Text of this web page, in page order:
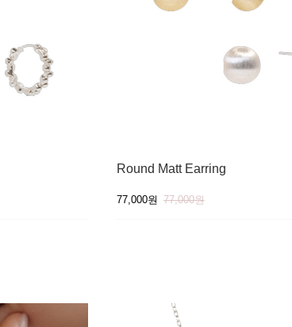
Round Matt Earring
77,000원 77,000원